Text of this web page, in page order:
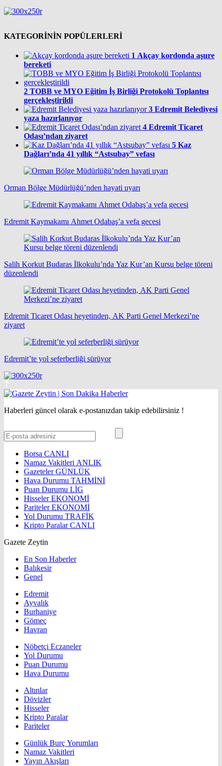
KATEGORİNİN POPÜLERLERİ
1 Akçay kordonda aşure
bereketi
2 TOBB ve MYO Eğitim İş Birliği Protokolü Toplantısı
gerçekleştirildi
3 Edremit Belediyesi
yaza hazırlanıyor
4 Edremit Ticaret
Odası’ndan ziyaret
5 Kaz
Dağları’nda 41 yıllık “Astsubay” vefası
Orman Bölge Müdürlüğü’nden hayati uyarı
Edremit Kaymakamı Ahmet Odabaş’a vefa gecesi
Salih Korkut Budaras İlkokulu’nda Yaz Kur’an Kursu belge töreni
düzenlendi
Edremit Ticaret Odası heyetinden, AK Parti Genel Merkezi’ne
ziyaret
Edremit’te yol seferberliği sürüyor
Haberleri güncel olarak e-postanızdan takip edebilirsiniz !
Borsa CANLI
Namaz Vakitleri ANLIK
GazetelerGÜNLÜK
Hava Durumu TAHMİNİ
Puan Durumu LİG
HisselerEKONOMİ
ParitelerEKONOMİ
Yol Durumu TRAFİK
Kripto ParalarCANLI
Gazete Zeytin
En Son Haberler
Balıkesir
Genel
Edremit
Ayvalık
Burhaniye
Gömeç
Havran
Nöbetçi Eczaneler
Yol Durumu
Puan Durumu
Hava Durumu
Altınlar
Dövizler
Hisseler
Kripto Paralar
Pariteler
Günlük Burç Yorumları
Namaz Vakitleri
Yayın Akışları